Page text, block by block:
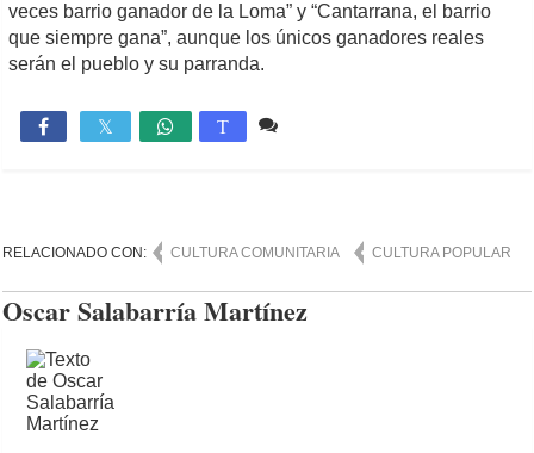
veces barrio ganador de la Loma” y “Cantarrana, el barrio
que siempre gana”, aunque los únicos ganadores reales
serán el pueblo y su parranda.
 T
RELACIONADO CON: CULTURA COMUNITARIA CULTURA POPULAR
Oscar Salabarría Martínez